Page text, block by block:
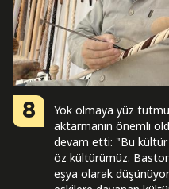
8
Yok olmaya yüz
aktarmanın önemli
devam etti: "Bu kültür
öz kültürümüz. Baston
eşya olarak